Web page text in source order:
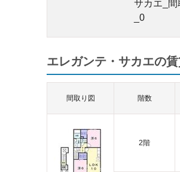
エレガンテ・サカエの賃
間取り図 階数
2階